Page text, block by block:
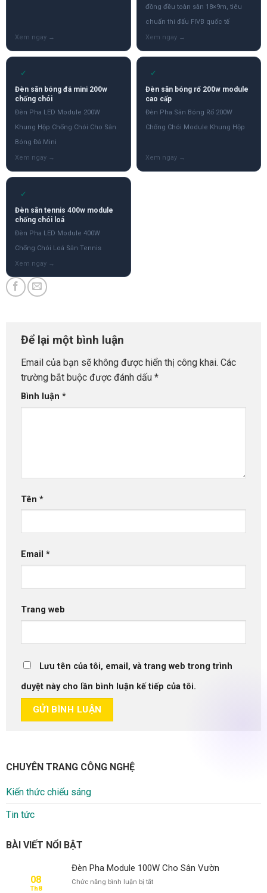
đồng đều toàn sân 18×9m, tiêu
chuẩn thi đấu FIVB quốc tế
✓
Đèn sân bóng đá mini 200w
chống chói
Đèn Pha LED Module 200W
Khung Hộp Chống Chói Cho Sân
Bóng Đá Mini
✓
Đèn sân bóng rổ 200w module
cao cấp
Đèn Pha Sân Bóng Rổ 200W
Chống Chói Module Khung Hộp
✓
Đèn sân tennis 400w module
chống chói loá
Đèn Pha LED Module 400W
Chống Chói Loá Sân Tennis
Để lại một bình luận
Email của bạn sẽ không được hiển thị công khai. Các
trường bắt buộc được đánh dấu *
Bình luận *
Tên *
Email *
Trang web
Lưu tên của tôi, email, và trang web trong trình
duyệt này cho lần bình luận kế tiếp của tôi.
CHUYÊN TRANG CÔNG NGHỆ
Kiến thức chiếu sáng
Tin tức
BÀI VIẾT NỔI BẬT
08
Th8
Đèn Pha Module 100W Cho Sân Vườn
Chức năng bình luận bị tắtở